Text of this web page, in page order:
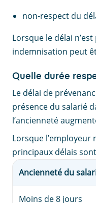
non-respect du
Lorsque le délai
indemnisation peut
Quelle durée
Le délai de
présence du salarié
l’ancienneté
Lorsque l’employeur
principaux délais
Ancienneté du
Moins de 8 jours